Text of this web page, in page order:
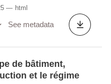
html
See metadata
de bâtiment,
et le régime